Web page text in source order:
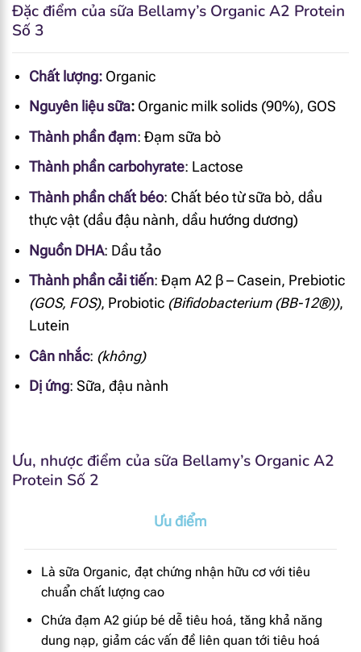
Đặc điểm của sữa Bellamy’s Organic A2 Protein
Số 3
Chất lượng: Organic
Nguyên liệu sữa: Organic milk solids (90%), GOS
Thành phần đạm: Đạm sữa bò
Thành phần carbohyrate: Lactose
Thành phần chất béo: Chất béo từ sữa bò, dầu
thực vật (dầu đậu nành, dầu hướng dương)
Nguồn DHA: Dầu tảo
Thành phần cải tiến: Đạm A2 β – Casein, Prebiotic
(GOS, FOS), Probiotic (Bifidobacterium (BB-12®)),
Lutein
Cân nhắc: (không)
Dị ứng: Sữa, đậu nành
Ưu, nhược điểm của sữa Bellamy’s Organic A2
Protein Số 2
Ưu điểm
Là sữa Organic, đạt chứng nhận hữu cơ với tiêu
chuẩn chất lượng cao
Chứa đạm A2 giúp bé dễ tiêu hoá, tăng khả năng
dung nạp, giảm các vấn đề liên quan tới tiêu hoá